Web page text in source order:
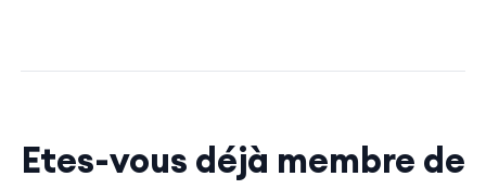
Etes-vous déjà membre de